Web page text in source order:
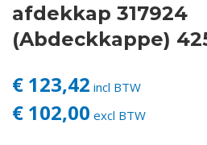
afdekkap 317924
(Abdeckkappe)
€ 123,42 incl BTW
€ 102,00 excl BTW